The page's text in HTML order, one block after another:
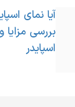
آیا نمای
بررسی
اسپایدر